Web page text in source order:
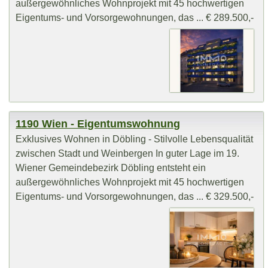
außergewöhnliches Wohnprojekt mit 45 hochwertigen
Eigentums- und Vorsorgewohnungen, das ... € 289.500,-
1190 Wien - Eigentumswohnung
Exklusives Wohnen in Döbling - Stilvolle Lebensqualität
zwischen Stadt und Weinbergen In guter Lage im 19.
Wiener Gemeindebezirk Döbling entsteht ein
außergewöhnliches Wohnprojekt mit 45 hochwertigen
Eigentums- und Vorsorgewohnungen, das ... € 329.500,-